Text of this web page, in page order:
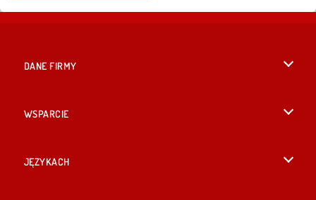
DANE FIRMY
WSPARCIE
JĘZYKACH